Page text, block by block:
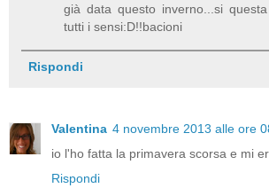
già data questo inverno...si
tutti i sensi:D!!bacioni
Rispondi
Valentina 4 novembre 2013 alle ore
io l'ho fatta la primavera scorsa e mi
Rispondi